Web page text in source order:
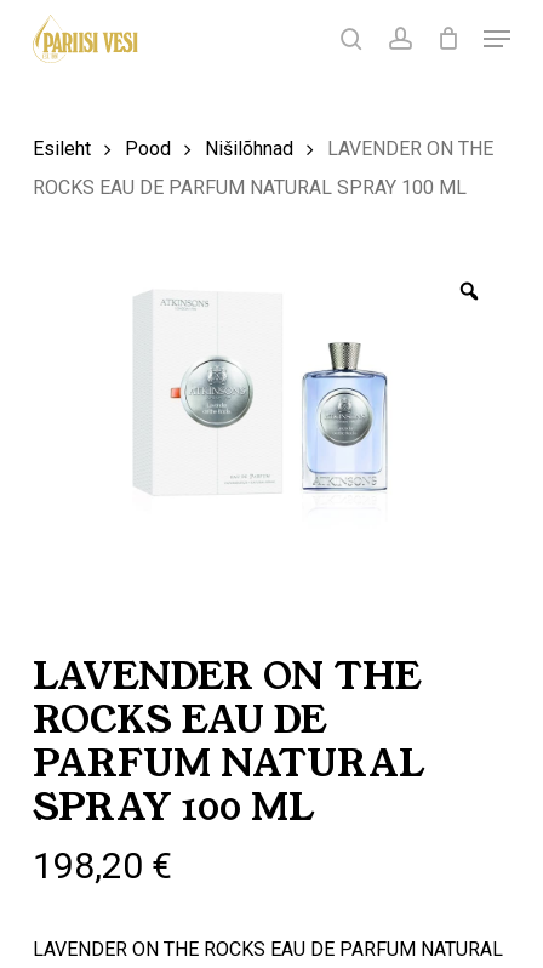
Products
search
searchaccount
Menu
Ostukorv
Esileht Pood Nišilõhnad
LAVENDER ON THE
ROCKS EAU DE PARFUM NATURAL SPRAY 100 ML
LAVENDER ON THE
ROCKS EAU DE
PARFUM NATURAL
SPRAY 100 ML
198,20 €
LAVENDER ON THE ROCKS EAU DE PARFUM NATURAL